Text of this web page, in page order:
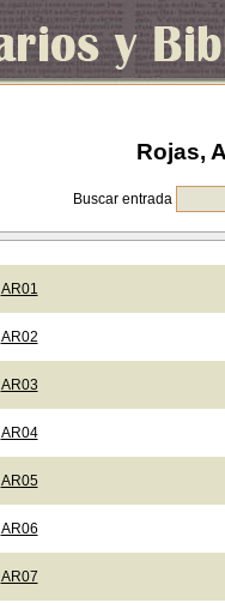
Rojas,
Buscar entrada
AR01
AR02
AR03
AR04
AR05
AR06
AR07